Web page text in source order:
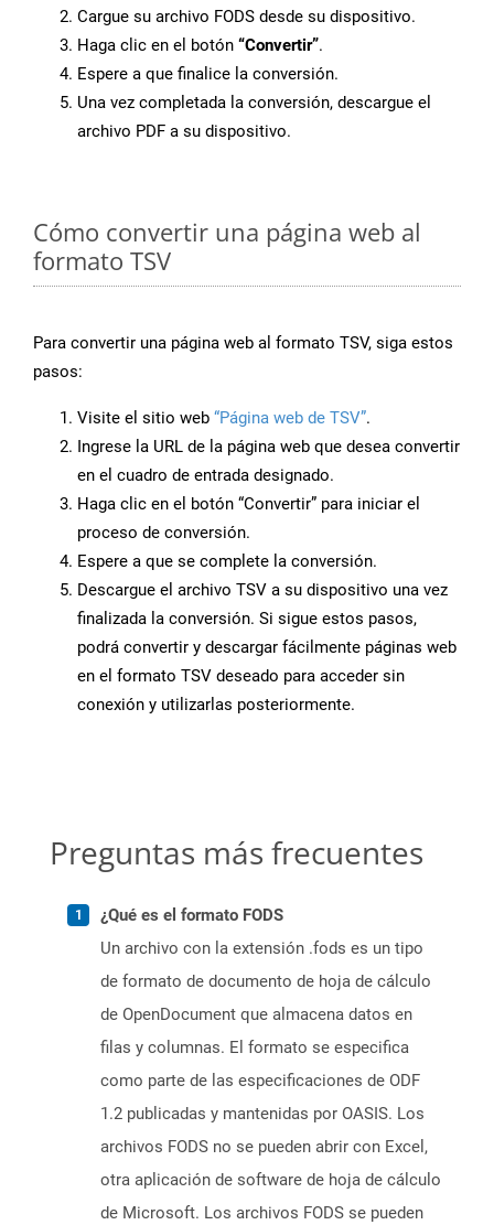
Cargue su archivo FODS desde su dispositivo.
Haga clic en el botón “Convertir”.
Espere a que finalice la conversión.
Una vez completada la conversión, descargue el
archivo PDF a su dispositivo.
Cómo convertir una página web al
formato TSV
Para convertir una página web al formato TSV, siga estos
pasos:
Visite el sitio web “Página web de TSV”.
Ingrese la URL de la página web que desea convertir
en el cuadro de entrada designado.
Haga clic en el botón “Convertir” para iniciar el
proceso de conversión.
Espere a que se complete la conversión.
Descargue el archivo TSV a su dispositivo una vez
finalizada la conversión. Si sigue estos pasos,
podrá convertir y descargar fácilmente páginas web
en el formato TSV deseado para acceder sin
conexión y utilizarlas posteriormente.
Preguntas más frecuentes
¿Qué es el formato FODS
Un archivo con la extensión .fods es un tipo
de formato de documento de hoja de cálculo
de OpenDocument que almacena datos en
filas y columnas. El formato se especifica
como parte de las especificaciones de ODF
1.2 publicadas y mantenidas por OASIS. Los
archivos FODS no se pueden abrir con Excel,
otra aplicación de software de hoja de cálculo
de Microsoft. Los archivos FODS se pueden